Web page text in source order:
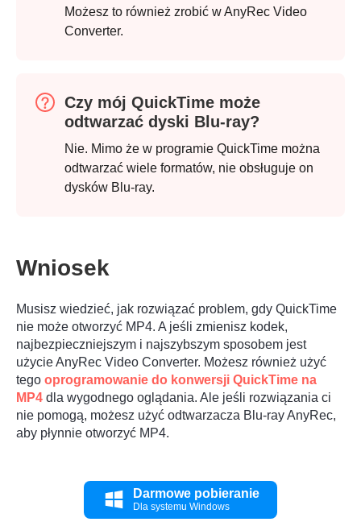
Możesz to również zrobić w AnyRec Video
Converter.
Czy mój QuickTime może
odtwarzać dyski Blu-ray?
Nie. Mimo że w programie QuickTime można
odtwarzać wiele formatów, nie obsługuje on
dysków Blu-ray.
Wniosek
Musisz wiedzieć, jak rozwiązać problem, gdy QuickTime
nie może otworzyć MP4. A jeśli zmienisz kodek,
najbezpieczniejszym i najszybszym sposobem jest
użycie AnyRec Video Converter. Możesz również użyć
tego oprogramowanie do konwersji QuickTime na
MP4 dla wygodnego oglądania. Ale jeśli rozwiązania ci
nie pomogą, możesz użyć odtwarzacza Blu-ray AnyRec,
aby płynnie otworzyć MP4.
Darmowe pobieranie
Dla systemu Windows